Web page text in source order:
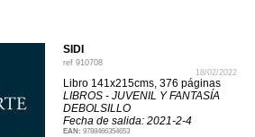
SIDI
ref 910708
18/02/2022
Libro 141x215cms, 376 páginas
LIBROS - JUVENIL Y FANTASÍA
DEBOLSILLO
Fecha de salida: 2021-2-4
EAN: 9788466354653